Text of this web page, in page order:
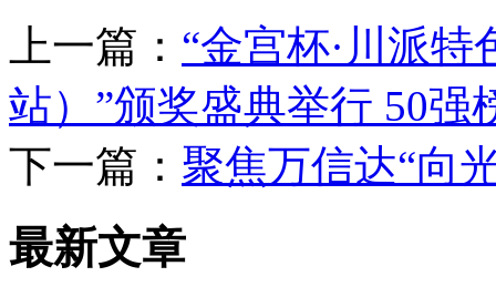
上一篇： “金宫杯·川派
站）”颁奖盛典举行 50强
下一篇： 聚焦万信达“向
最新文章